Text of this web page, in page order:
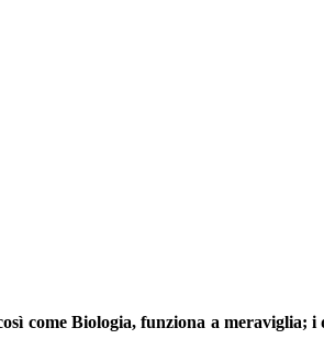
come Biologia, funziona a meraviglia;